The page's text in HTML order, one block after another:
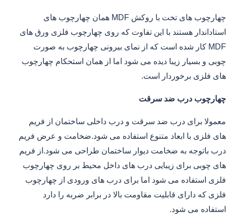
چهارچوب های تخت با روکش MDF همان چهارچوب های
استاداندار هستند با این تفاوت که روی چهارچوب فلزی ورق های
MDF کار شده است که از نمای بیرونی چهارچوب به صورت
چوبی و بسیار زیبا دیده می شود اما از همان استحکام چهارچوب
های فلزی برخوردار است.
چهارچوب درب ضد سرقت
معمولا برای درب ضد سرقت و درب داخلی ساختمان از فریم
های فلزی با ابعاد متنوع استفاده می شود.ضخامت و عرض فریم
درب باتوجه به ضخامت دیوار ساختمان طراحی می شود.از فریم
های چوبی برای زیبایی درب های داخل محیط بر روی چهارچوب
فلزی استفاده می شود اما برای درب های ورودی از چهارچوب
فلزی که دارای قابلیت مقاومت بالا در برابر ضربه را دارد
استفاده می شود.